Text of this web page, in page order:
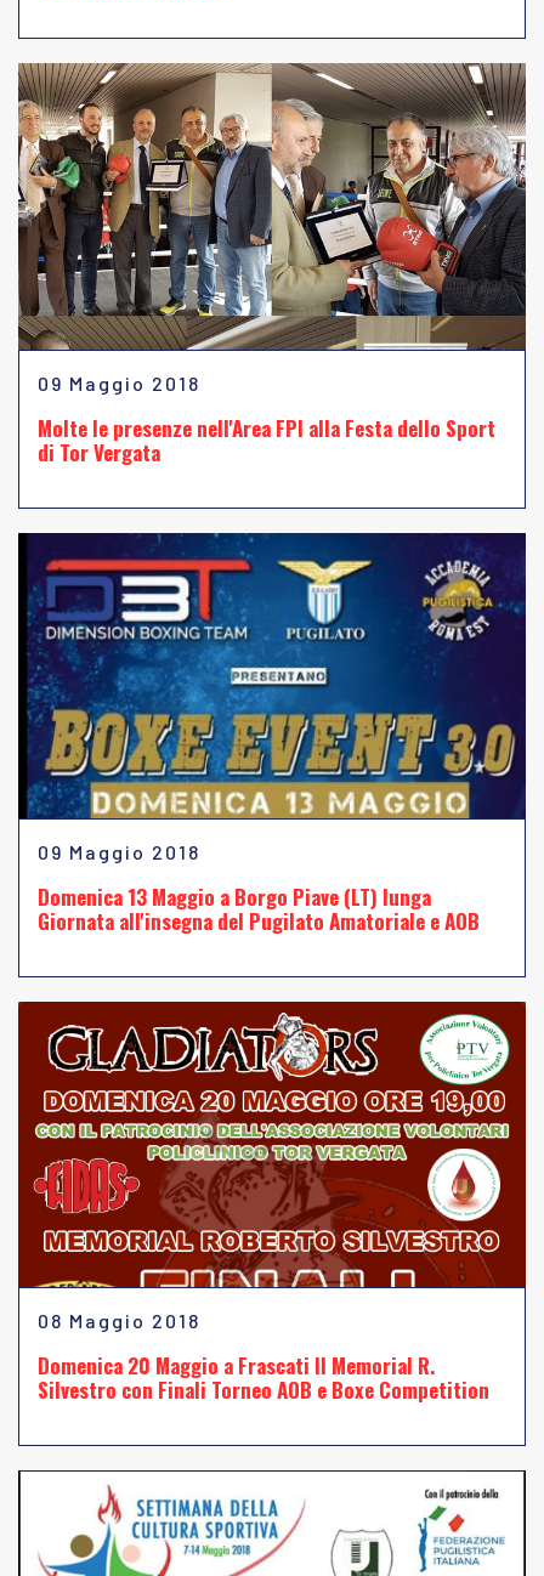
09 Maggio 2018
Molte le presenze nell'Area FPI alla Festa dello Sport
di Tor Vergata
09 Maggio 2018
Domenica 13 Maggio a Borgo Piave (LT) lunga
Giornata all'insegna del Pugilato Amatoriale e AOB
08 Maggio 2018
Domenica 20 Maggio a Frascati Il Memorial R.
Silvestro con Finali Torneo AOB e Boxe Competition